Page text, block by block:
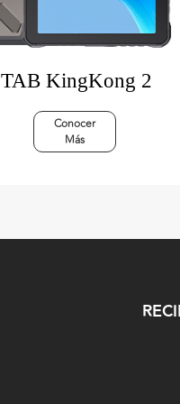
TAB KingKong 2
Conocer
Más